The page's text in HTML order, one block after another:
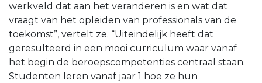
werkveld dat aan het veranderen is en wat dat
vraagt van het opleiden van professionals van de
toekomst”, vertelt ze. “Uiteindelijk heeft dat
geresulteerd in een mooi curriculum waar vanaf
het begin de beroepscompetenties centraal staan.
Studenten leren vanaf jaar 1 hoe ze hun